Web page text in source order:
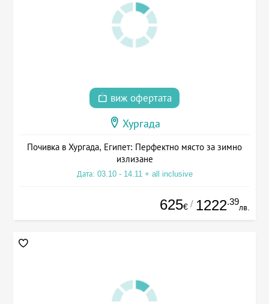
виж офертата
Хургада
Почивка в Хургада, Египет: Перфектно място за зимно
излизане
Дата: 03.10 - 14.11 + all inclusive
625€ / 1222.39
лв.